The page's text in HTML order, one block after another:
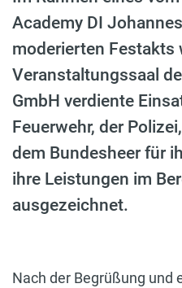
Academy DI
moderierten Festakts
Veranstaltungssaal
GmbH verdiente
Feuerwehr, der
dem Bundesheer für
ihre Leistungen im
ausgezeichnet.
Nach der Begrüßung und